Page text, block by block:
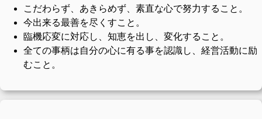
こだわらず、あきらめず、素直な心で努力すること。
今出来る最善を尽くすこと。
臨機応変に対応し、知恵を出し、変化すること。
全ての事柄は自分の心に有る事を認識し、経営活動に励
むこと。